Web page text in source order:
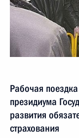
Рабочая
президиума
развития
страхования